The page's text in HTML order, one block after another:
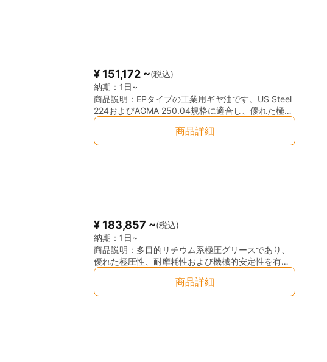
¥ 151,172 ~(税込)
納期： 1日~
商品説明： EPタイプの工業用ギヤ油です。US Steel
224およびAGMA 250.04規格に適合し、優れた極圧
性・耐荷重性ならびに高温安定性を有しています。
製鉄業、セメント工業、製紙工業などの高荷重減速
機の潤滑に適しており、高温・高荷重条件下で使用
商品詳細
¥ 183,857 ~(税込)
納期： 1日~
商品説明： 多目的リチウム系極圧グリースであり、
優れた極圧性、耐摩耗性および機械的安定性を有し
ています。長期保管時のオイル分離が少なく、熱に
よる軟化や垂れ落ちも抑制されます。コンクリート
ポンプ車や集中給脂システムに適しており、－20℃
商品詳細